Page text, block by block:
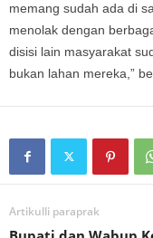
memang sudah ada di
menolak dengan
disisi lain masyarakat
bukan lahan mereka,”
Artikulli paraprak